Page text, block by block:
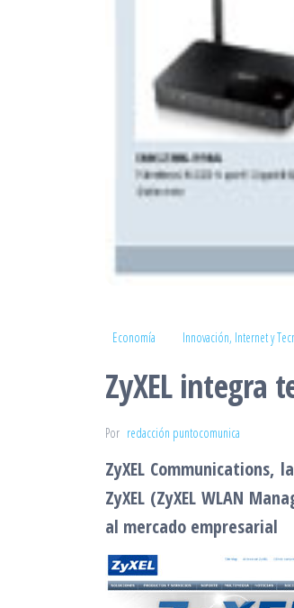
Economía Innovación, Internet y
ZyXEL integra
Por redacción puntocomunica
ZyXEL
ZyXEL (ZyXEL WLAN
al mercado empresarial